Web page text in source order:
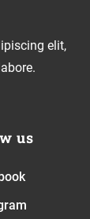
elit,
us